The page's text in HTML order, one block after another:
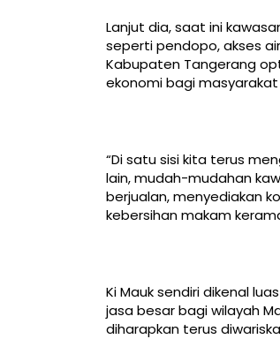
Lanjut dia, saat ini
seperti pendopo, akses
Kabupaten Tangerang
ekonomi bagi masyarakat
“Di satu sisi kita terus
lain, mudah-mudahan
berjualan, menyediakan
kebersihan makam
Ki Mauk sendiri dikenal
jasa besar bagi wilayah
diharapkan terus